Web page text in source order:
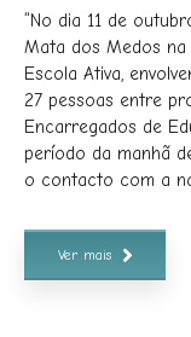
“No dia 11 de
Mata dos Medos na
Escola Ativa,
27 pessoas entre
Encarregados de
período da manhã
o contacto com a
Ver mais